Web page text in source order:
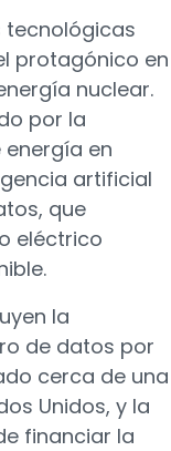
tecnológicas
protagónico en
nuclear.
por la
en
artificial
que
eléctrico
la
de datos por
cerca de una
Unidos, y la
financiar la